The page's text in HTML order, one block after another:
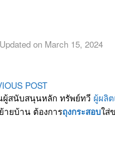
on March 15, 2024
POST
สนับสนุนหลัก ทรัพย์ทวี ผู้ผลิ
ายบ้าน ต้องการถุงกระสอบใส่